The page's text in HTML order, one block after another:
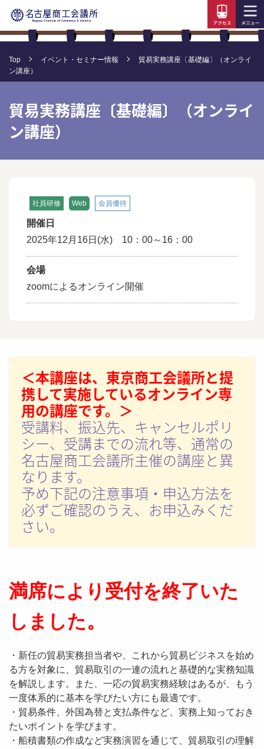
Top イベント・セミナー情報
貿易実務講座〔基礎編〕（オンライ
ン講座）
貿易実務講座〔基礎編〕（オンライ
ン講座）
社員研修 Web 会員優待
開催日
2025年12月16日(水) 10：00～16：00
会場
zoomによるオンライン開催
＜本講座は、東京商工会議所と提
携して実施しているオンライン専
用の講座です。＞
受講料、振込先、キャンセルポリ
シー、受講までの流れ等、通常の
名古屋商工会議所主催の講座と異
なります。
予め下記の注意事項・申込方法を
必ずご確認のうえ、お申込みくだ
さい。
満席により受付を終了いた
しました。
・新任の貿易実務担当者や、これから貿易ビジネスを始め
る方を対象に、貿易取引の一連の流れと基礎的な実務知識
を解説します。また、一応の貿易実務経験はあるが、もう
一度体系的に基本を学びたい方にも最適です。
・貿易条件、外国為替と支払条件など、実務上知っておき
たいポイントを学びます。
・船積書類の作成など実務演習を通じて、貿易取引の理解